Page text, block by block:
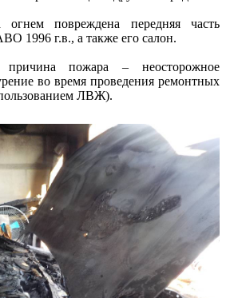
огнем повреждена передняя часть
1996 г.в., а также его салон.
причина пожара – неосторожное
во время проведения ремонтных
ЛВЖ).